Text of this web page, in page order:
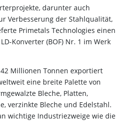
darunter auch
Verbesserung der Stahlqualität,
Primetals Technologies einen
Konverter (BOF) Nr. 1 im Werk
Millionen Tonnen exportiert
eine breite Palette von
Bleche, Platten,
verzinkte Bleche und Edelstahl.
wichtige Industriezweige wie die